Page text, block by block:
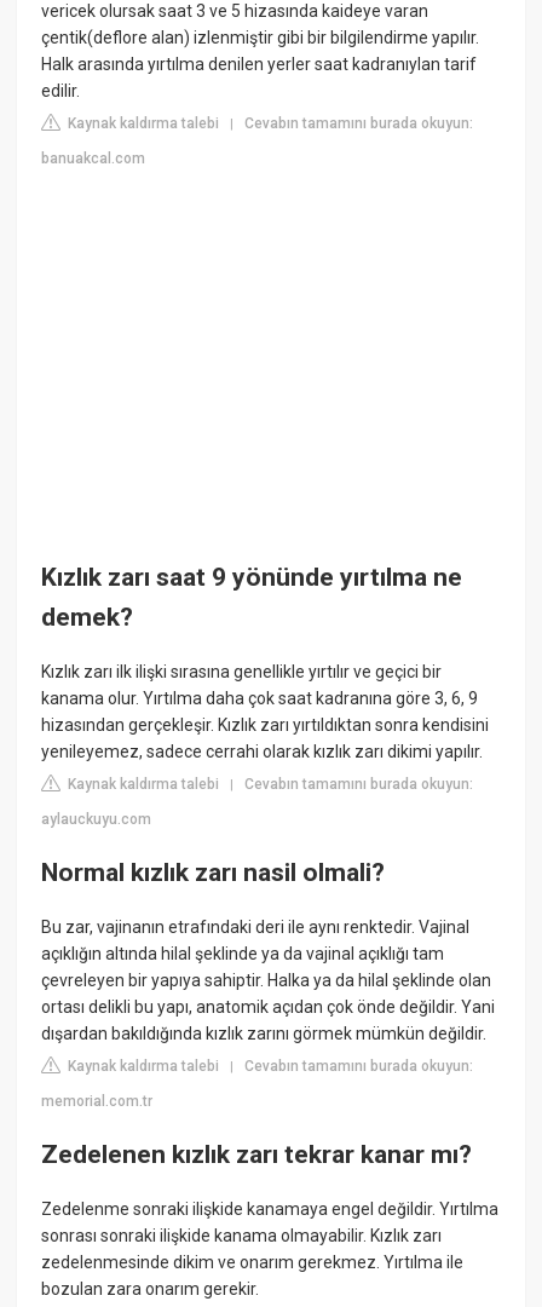
vericek olursak saat 3 ve 5 hizasında kaideye varan
çentik(deflore alan) izlenmiştir gibi bir bilgilendirme yapılır.
Halk arasında yırtılma denilen yerler saat kadranıylan tarif
edilir.
Kaynak kaldırma talebi |Cevabın tamamını burada okuyun:
banuakcal.com
Kızlık zarı saat 9 yönünde yırtılma ne
demek?
Kızlık zarı ilk ilişki sırasına genellikle yırtılır ve geçici bir
kanama olur. Yırtılma daha çok saat kadranına göre 3, 6, 9
hizasından gerçekleşir. Kızlık zarı yırtıldıktan sonra kendisini
yenileyemez, sadece cerrahi olarak kızlık zarı dikimi yapılır.
Kaynak kaldırma talebi |Cevabın tamamını burada okuyun:
aylauckuyu.com
Normal kızlık zarı nasil olmali?
Bu zar, vajinanın etrafındaki deri ile aynı renktedir. Vajinal
açıklığın altında hilal şeklinde ya da vajinal açıklığı tam
çevreleyen bir yapıya sahiptir. Halka ya da hilal şeklinde olan
ortası delikli bu yapı, anatomik açıdan çok önde değildir. Yani
dışardan bakıldığında kızlık zarını görmek mümkün değildir.
Kaynak kaldırma talebi |Cevabın tamamını burada okuyun:
memorial.com.tr
Zedelenen kızlık zarı tekrar kanar mı?
Zedelenme sonraki ilişkide kanamaya engel değildir. Yırtılma
sonrası sonraki ilişkide kanama olmayabilir. Kızlık zarı
zedelenmesinde dikim ve onarım gerekmez. Yırtılma ile
bozulan zara onarım gerekir.